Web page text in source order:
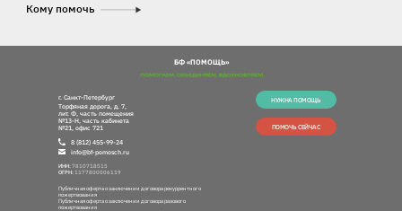
Кому помочь
БФ «ПОМОЩЬ»
НУЖНА ПОМОЩЬ
ПОМОЧЬ СЕЙЧАС
г. Санкт-Петербург
Торфяная дорога, д. 7,
лит. Ф, часть помещения
№13-Н, часть кабинета
№21, офис 721
8 (812) 455-99-24
info@bf-pomosch.ru
ИНН:7810718515
ОГРН:1177800006119
Публичная оферта о заключении договора рекуррентного
пожертвования
Публичная оферта о заключении договора разового
пожертвования